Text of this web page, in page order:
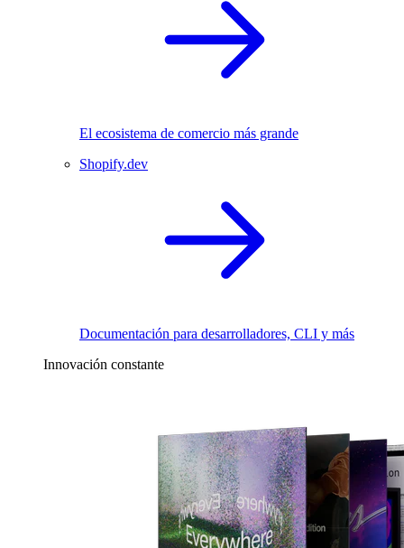
El ecosistema de comercio más grande
Shopify.dev
Documentación para desarrolladores, CLI y más
Innovación constante